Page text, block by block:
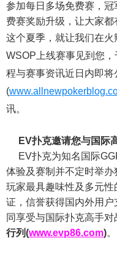
参加每日多场免费赛，冠
费赛奖励升级，让大家都
这个夏季，就让我们在
WSOP上线赛事见到您
程与赛事资讯近日内即
(
讯。
EV扑克邀请您与国际
EV扑克为知名国际
体验及赛制并不定时举
玩家最具趣味性及多元
证，信誉获得国内外用
同享受与国际扑克高手对
行列(www.evp86.com)。